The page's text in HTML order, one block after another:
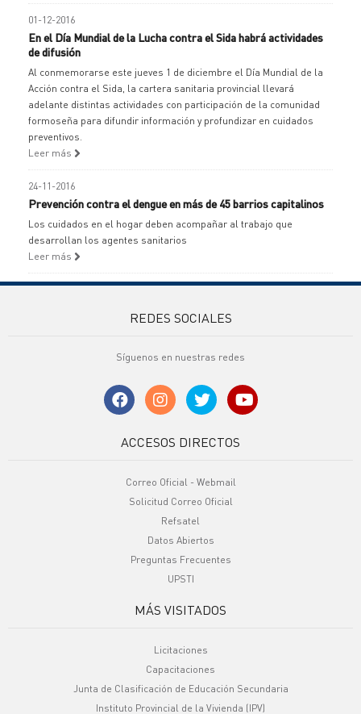
01-12-2016
En el Día Mundial de la Lucha contra el Sida habrá actividades
de difusión
Al conmemorarse este jueves 1 de diciembre el Día Mundial de la
Acción contra el Sida, la cartera sanitaria provincial llevará
adelante distintas actividades con participación de la comunidad
formoseña para difundir información y profundizar en cuidados
preventivos.
Leer más
24-11-2016
Prevención contra el dengue en más de 45 barrios capitalinos
Los cuidados en el hogar deben acompañar al trabajo que
desarrollan los agentes sanitarios
Leer más
REDES SOCIALES
Síguenos en nuestras redes
ACCESOS DIRECTOS
Correo Oficial - Webmail
Solicitud Correo Oficial
Refsatel
Datos Abiertos
Preguntas Frecuentes
UPSTI
MÁS VISITADOS
Licitaciones
Capacitaciones
Junta de Clasificación de Educación Secundaria
Instituto Provincial de la Vivienda (IPV)